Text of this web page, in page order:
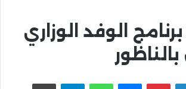
الوفد الوزاري
LinkedIn
Pinterest
Messenger
WhatsApp
Telegramاطبعها